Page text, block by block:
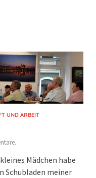
UND ARBEIT
Mädchen habe
Schubladen meiner